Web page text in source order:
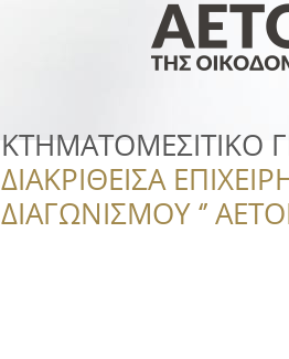
ΚΤΗΜΑΤΟΜΕΣΙΤΙΚΟ
ΔΙΑΚΡΙΘΕΙΣΑ
ΔΙΑΓΩΝΙΣΜΟΥ ‘’ ΑΕΤΟΙ